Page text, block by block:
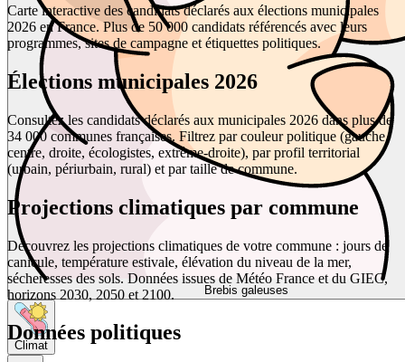
Brebis galeuses
Climat
Carte interactive des candidats déclarés aux élections municipales
2026 en France. Plus de 50 000 candidats référencés avec leurs
programmes, sites de campagne et étiquettes politiques.
Élections municipales 2026
Consultez les candidats déclarés aux municipales 2026 dans plus de
34 000 communes françaises. Filtrez par couleur politique (gauche,
centre, droite, écologistes, extrême-droite), par profil territorial
(urbain, périurbain, rural) et par taille de commune.
Projections climatiques par commune
Découvrez les projections climatiques de votre commune : jours de
canicule, température estivale, élévation du niveau de la mer,
sécheresses des sols. Données issues de Météo France et du GIEC,
horizons 2030, 2050 et 2100.
Données politiques